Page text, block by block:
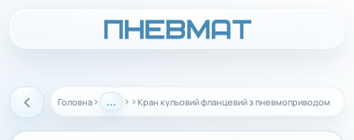
Назад Головна › ... › ›Кран кульовий фланцевий з пневмоприводом